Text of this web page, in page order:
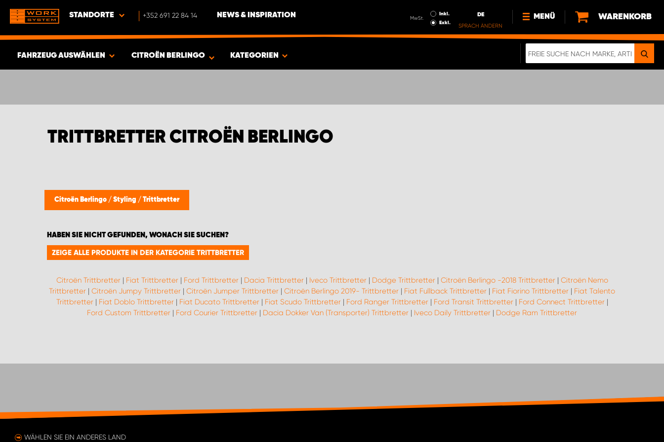
STANDORTE +352 691 22 84 14 NEWS & INSPIRATION MwSt.
Inkl.
Exkl.
DE
SPRACH ÄNDERN
MENÜ
NEWS
WARENKORB
FAHRZEUG AUSWÄHLEN CITROËN BERLINGO KATEGORIEN
TRITTBRETTER CITROËN BERLINGO
Citroën Berlingo / Styling / Trittbretter
HABEN SIE NICHT GEFUNDEN, WONACH SIE SUCHEN?
ZEIGE ALLE PRODUKTE IN DER KATEGORIE TRITTBRETTER
Citroën Trittbretter| Fiat Trittbretter| Ford Trittbretter| Dacia Trittbretter| Iveco Trittbretter| Dodge Trittbretter| Citroën Berlingo -2018 Trittbretter| Citroën Nemo
Trittbretter | Citroën Jumpy Trittbretter | Citroën Jumper Trittbretter | Citroën Berlingo 2019- Trittbretter | Fiat Fullback Trittbretter | Fiat Fiorino Trittbretter | Fiat Talento
Trittbretter| Fiat Doblo Trittbretter| Fiat Ducato Trittbretter| Fiat Scudo Trittbretter| Ford Ranger Trittbretter| Ford Transit Trittbretter| Ford Connect Trittbretter|
Ford Custom Trittbretter | Ford Courier Trittbretter | Dacia Dokker Van (Transporter) Trittbretter | Iveco Daily Trittbretter | Dodge Ram Trittbretter
WÄHLEN SIE EIN ANDERES LAND